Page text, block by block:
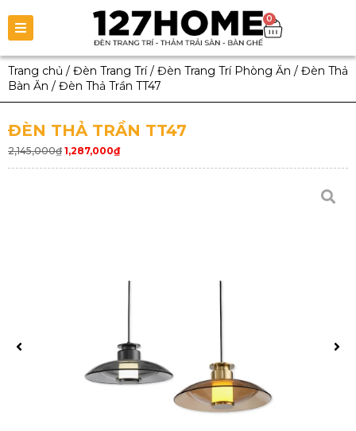
0
Trang chủ / Đèn Trang Trí/ Đèn Trang Trí Phòng Ăn / Đèn Thả
Bàn Ăn / Đèn Thả Trần TT47
ĐÈN THẢ TRẦN TT47
2,145,000₫ 1,287,000₫